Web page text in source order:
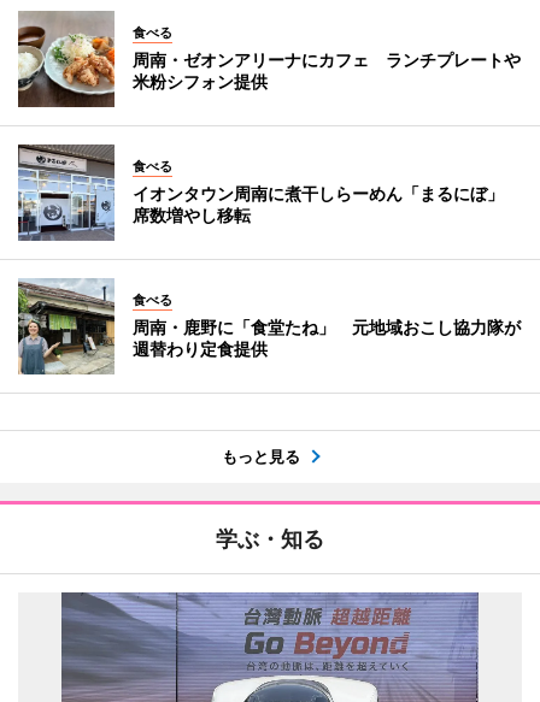
食べる
周南・ゼオンアリーナにカフェ ランチプレートや
米粉シフォン提供
食べる
イオンタウン周南に煮干しらーめん「まるにぼ」
席数増やし移転
食べる
周南・鹿野に「食堂たね」 元地域おこし協力隊が
週替わり定食提供
もっと見る
学ぶ・知る